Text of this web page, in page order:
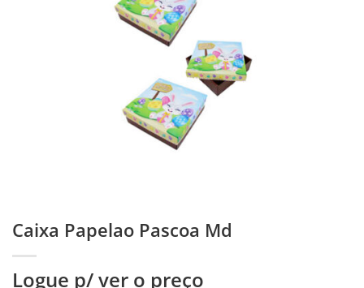
Caixa Papelao Pascoa Md
Logue p/ ver o preço